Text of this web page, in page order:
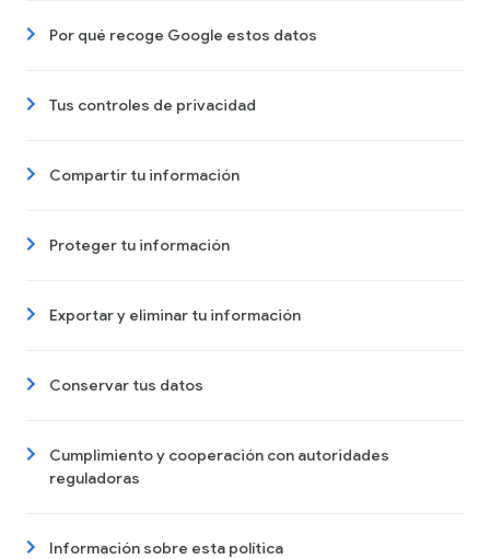
Por qué recoge Google estos datos
Tus controles de privacidad
Compartir tu información
Proteger tu información
Exportar y eliminar tu información
Conservar tus datos
Cumplimiento y cooperación con autoridades
reguladoras
Información sobre esta política